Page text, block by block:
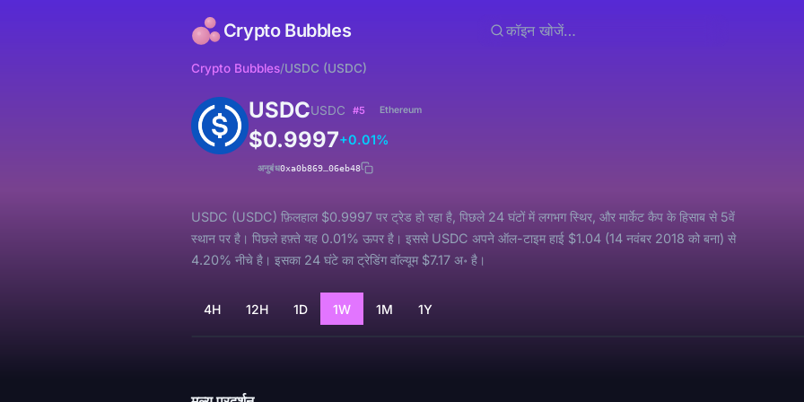
Crypto Bubbles
Crypto Bubbles/USDC (USDC)
USDCUSDC #5 Ethereum
$0.9997+0.01%
अनुबंध0xa0b869…06eb48
USDC (USDC) फ़िलहाल $0.9997 पर ट्रेड हो रहा है, पिछले 24 घंटों में लगभग स्थिर, और मार्केट कैप के हिसाब से 5वें
स्थान पर है। पिछले हफ़्ते यह 0.01% ऊपर है। इससे USDC अपने ऑल-टाइम हाई $1.04 (14 नवंबर 2018 को बना) से
4.20% नीचे है। इसका 24 घंटे का ट्रेडिंग वॉल्यूम $7.17 अ॰ है।
4H 12H 1D 1W 1M 1Y